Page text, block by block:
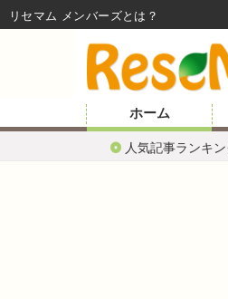
ホーム
人気記事ランキ
リセマム メンバーズ